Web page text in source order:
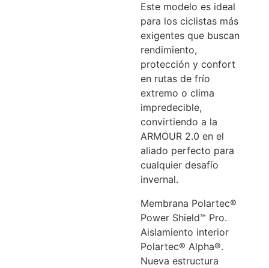
Este modelo es ideal
para los ciclistas más
exigentes que buscan
rendimiento,
protección y confort
en rutas de frío
extremo o clima
impredecible,
convirtiendo a la
ARMOUR 2.0 en el
aliado perfecto para
cualquier desafío
invernal.
Membrana Polartec®
Power Shield™ Pro.
Aislamiento interior
Polartec® Alpha®.
Nueva estructura